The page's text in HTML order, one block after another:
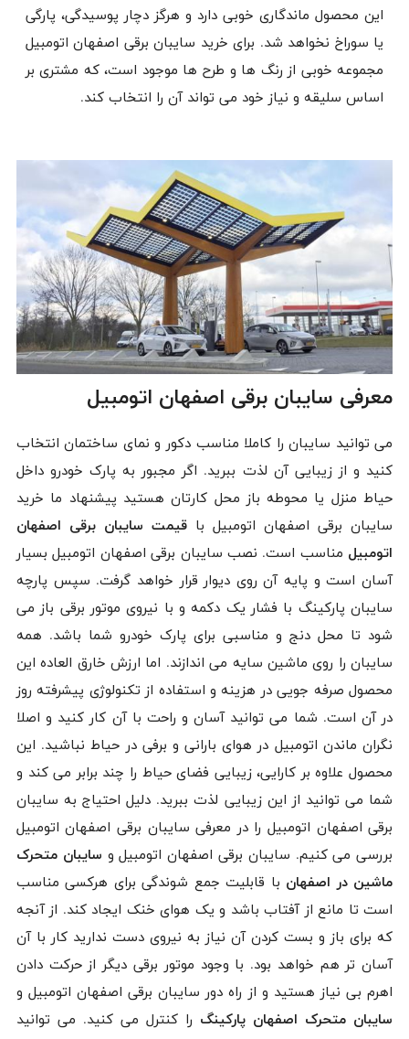
این محصول ماندگاری خوبی دارد و هرگز دچار پوسیدگی، پارگی
یا سوراخ نخواهد شد. برای خرید سایبان برقی اصفهان اتومبیل
مجموعه خوبی از رنگ ها و طرح ها موجود است، که مشتری بر
اساس سلیقه و نیاز خود می تواند آن را انتخاب کند.
معرفی سایبان برقی اصفهان اتومبیل
می توانید سایبان را کاملا مناسب دکور و نمای ساختمان انتخاب
کنید و از زیبایی آن لذت ببرید. اگر مجبور به پارک خودرو داخل
حیاط منزل یا محوطه باز محل کارتان هستید پیشنهاد ما خرید
سایبان برقی اصفهان اتومبیل باقیمت سایبان برقی اصفهان
اتومبیل مناسب است. نصب سایبان برقی اصفهان اتومبیل بسیار
آسان است و پایه آن روی دیوار قرار خواهد گرفت. سپس پارچه
سایبان پارکینگ با فشار یک دکمه و با نیروی موتور برقی باز می
شود تا محل دنج و مناسبی برای پارک خودرو شما باشد. همه
سایبان را روی ماشین سایه می اندازند. اما ارزش خارق العاده این
محصول صرفه جویی در هزینه و استفاده از تکنولوژی پیشرفته روز
در آن است. شما می توانید آسان و راحت با آن کار کنید و اصلا
نگران ماندن اتومبیل در هوای بارانی و برفی در حیاط نباشید. این
محصول علاوه بر کارایی، زیبایی فضای حیاط را چند برابر می کند و
شما می توانید از این زیبایی لذت ببرید. دلیل احتیاج به سایبان
برقی اصفهان اتومبیل را در معرفی سایبان برقی اصفهان اتومبیل
بررسی می کنیم. سایبان برقی اصفهان اتومبیل و سایبان متحرک
ماشین در اصفهان با قابلیت جمع شوندگی برای هرکسی مناسب
است تا مانع از آفتاب باشد و یک هوای خنک ایجاد کند. از آنجه
که برای باز و بست کردن آن نیاز به نیروی دست ندارید کار با آن
آسان تر هم خواهد بود. با وجود موتور برقی دیگر از حرکت دادن
اهرم بی نیاز هستید و از راه دور سایبان برقی اصفهان اتومبیل و
سایبان متحرک اصفهان پارکینگ را کنترل می کنید. می توانید